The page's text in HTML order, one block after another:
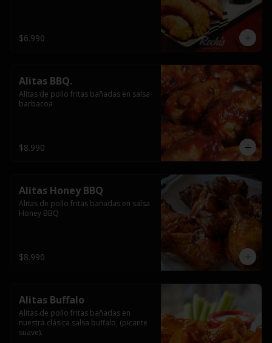
$6.990
Alitas BBQ.
Alitas de pollo fritas bañadas en salsa
barbacoa
$8.990
Alitas Honey BBQ
Alitas de pollo fritas bañadas en salsa
Honey BBQ
$8.990
Alitas Buffalo
Alitas de pollo fritas bañadas en
nuestra clásica salsa buffalo, (picante
suave).